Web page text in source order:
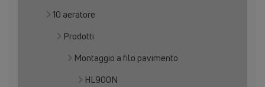
10 aeratore
Prodotti
Montaggio a filo pavimento
HL900N